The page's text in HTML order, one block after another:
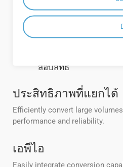
เมฆ/ distrieve/
ส่งออกเอกสาร
[_0__BAR_การแปลง
สอบสิทธิ์
ประสิทธิภาพที่แยกได้
Efficiently convert large
performance and reliability.
เอพีไอ
Easily integrate conversion